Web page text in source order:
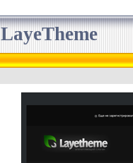
LayeTheme